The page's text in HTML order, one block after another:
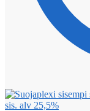
sis. alv 25,5%